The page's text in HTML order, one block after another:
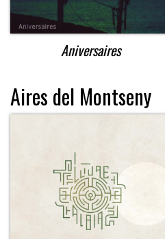
Aniversaires
Aires del Montseny